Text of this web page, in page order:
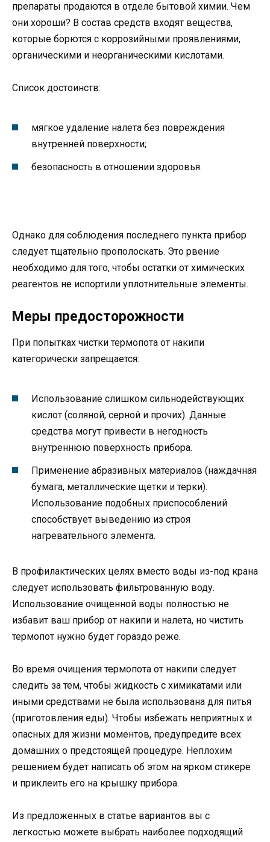
препараты продаются в отделе бытовой химии. Чем
они хороши? В состав средств входят вещества,
которые борются с коррозийными проявлениями,
органическими и неорганическими кислотами.
Список достоинств:
мягкое удаление налета без повреждения
внутренней поверхности;
безопасность в отношении здоровья.
Однако для соблюдения последнего пункта прибор
следует тщательно прополоскать. Это рвение
необходимо для того, чтобы остатки от химических
реагентов не испортили уплотнительные элементы.
Меры предосторожности
При попытках чистки термопота от накипи
категорически запрещается:
Использование слишком сильнодействующих
кислот (соляной, серной и прочих). Данные
средства могут привести в негодность
внутреннюю поверхность прибора.
Применение абразивных материалов (наждачная
бумага, металлические щетки и терки).
Использование подобных приспособлений
способствует выведению из строя
нагревательного элемента.
В профилактических целях вместо воды из-под крана
следует использовать фильтрованную воду.
Использование очищенной воды полностью не
избавит ваш прибор от накипи и налета, но чистить
термопот нужно будет гораздо реже.
Во время очищения термопота от накипи следует
следить за тем, чтобы жидкость с химикатами или
иными средствами не была использована для питья
(приготовления еды). Чтобы избежать неприятных и
опасных для жизни моментов, предупредите всех
домашних о предстоящей процедуре. Неплохим
решением будет написать об этом на ярком стикере
и приклеить его на крышку прибора.
Из предложенных в статье вариантов вы с
легкостью можете выбрать наиболее подходящий